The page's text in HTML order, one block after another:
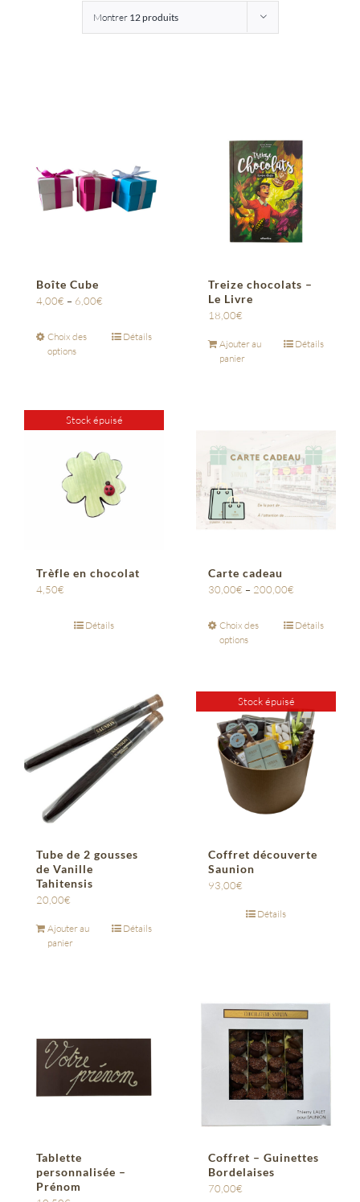
Montrer 12 produits
Boîte Cube
4,00€ – 6,00€
Choix des
options
Détails
Treize chocolats –
Le Livre
18,00€
Ajouter au
panier
Détails
Stock épuisé
Trèfle en chocolat
4,50€
Détails
Carte cadeau
30,00€ – 200,00€
Choix des
options
Détails
Tube de 2 gousses
de Vanille
Tahitensis
20,00€
Ajouter au
panier
Détails
Stock épuisé
Coffret découverte
Saunion
93,00€
Détails
Tablette
personnalisée –
Prénom
Coffret – Guinettes
Bordelaises
70,00€